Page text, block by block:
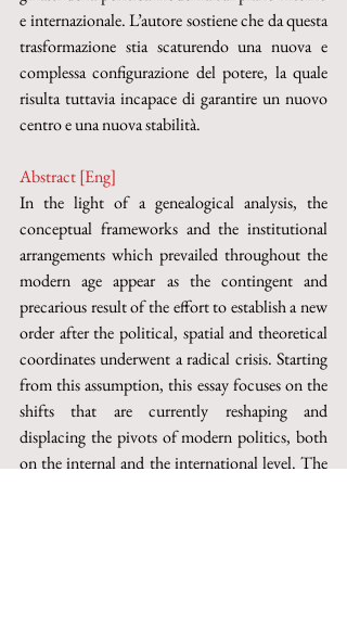
e internazionale. L’autore sostiene che da questa
trasformazione stia scaturendo una nuova e
complessa configurazione del potere, la quale
risulta tuttavia incapace di garantire un nuovo
centro e una nuova stabilità.
Abstract [Eng]
In the light of a genealogical analysis, the
conceptual frameworks and the institutional
arrangements which prevailed throughout the
modern age appear as the contingent and
precarious result of the effort to establish a new
order after the political, spatial and theoretical
coordinates underwent a radical crisis. Starting
from this assumption, this essay focuses on the
shifts that are currently reshaping and
displacing the pivots of modern politics, both
on the internal and the international level. The